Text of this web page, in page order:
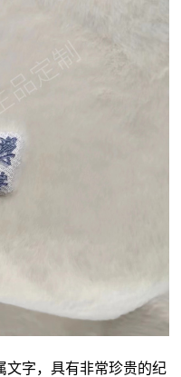
文字，具有非常珍贵的纪